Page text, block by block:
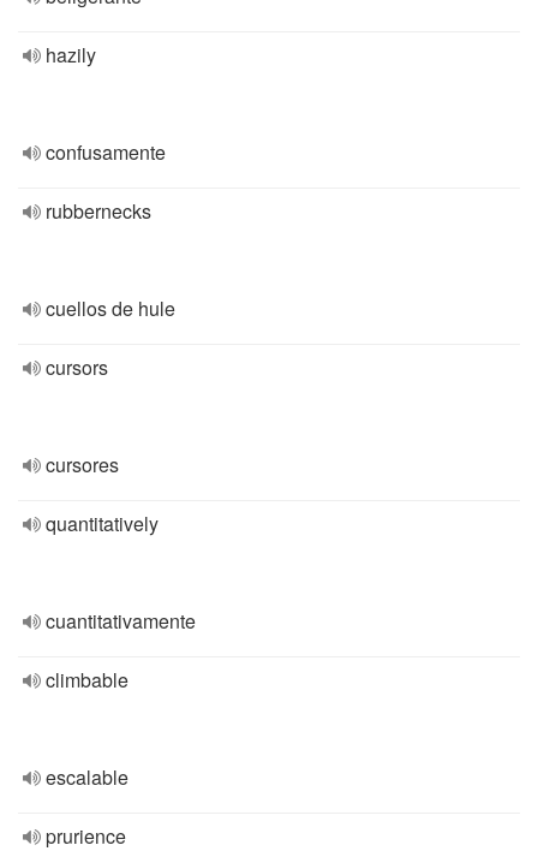
hazily
confusamente
rubbernecks
cuellos de hule
cursors
cursores
quantitatively
cuantitativamente
climbable
escalable
prurience